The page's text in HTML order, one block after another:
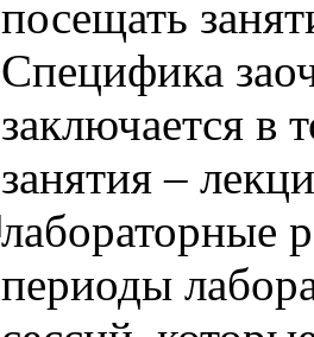
посещать
Специфика
заключается в
занятия –
лабораторные
периоды